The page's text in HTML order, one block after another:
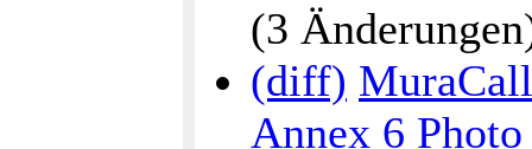
(3
(diff)
Annex 6